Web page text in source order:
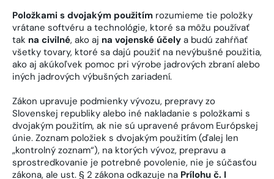
Položkami s dvojakým použitím rozumieme tie položky
vrátane softvéru a technológie, ktoré sa môžu používať
tak na civilné, ako aj na vojenské účely a budú zahŕňať
všetky tovary, ktoré sa dajú použiť na nevýbušné použitia,
ako aj akúkoľvek pomoc pri výrobe jadrových zbraní alebo
iných jadrových výbušných zariadení.
Zákon upravuje podmienky vývozu, prepravy zo
Slovenskej republiky alebo iné nakladanie s položkami s
dvojakým použitím, ak nie sú upravené právom Európskej
únie. Zoznam položiek s dvojakým použitím (ďalej len
„kontrolný zoznam“), na ktorých vývoz, prepravu a
sprostredkovanie je potrebné povolenie, nie je súčasťou
zákona, ale ust. § 2 zákona odkazuje na Prílohu č. I